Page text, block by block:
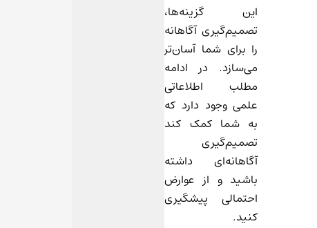
این گزینه‌ها،
تصمیم‌گیری آگاهانه
را برای شما آسان‌تر
می‌سازد. در ادامه
مطلب اطلاعاتی
علمی وجود دارد که
به شما کمک کند
تصمیم‌گیری
آگاهانه‌ای داشته
باشید و از عوارض
احتمالی پیشگیری
کنید.